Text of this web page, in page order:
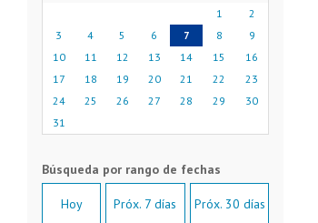
1
2
3
4 5 6 7 8
9
10
11 12 13 14 15
16
17
18 19 20 21 22
23
24
25 26 27 28 29
30
31
Hoy Próx. 7 días Próx. 30 días